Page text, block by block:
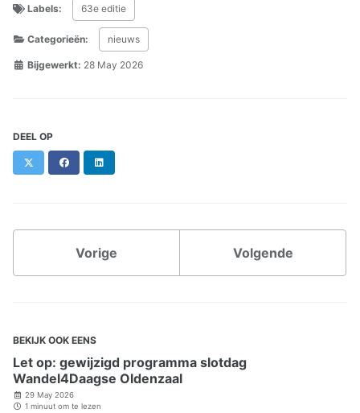
Labels: 63e editie
Categorieën: nieuws
Bijgewerkt: 28 May 2026
DEEL OP
Facebook
Vorige Volgende
BEKIJK OOK EENS
Let op: gewijzigd programma slotdag
Wandel4Daagse Oldenzaal
29 May 2026
1 minuut om te lezen